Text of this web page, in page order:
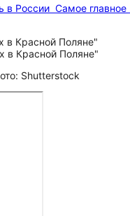
в России Самое
Shutterstock